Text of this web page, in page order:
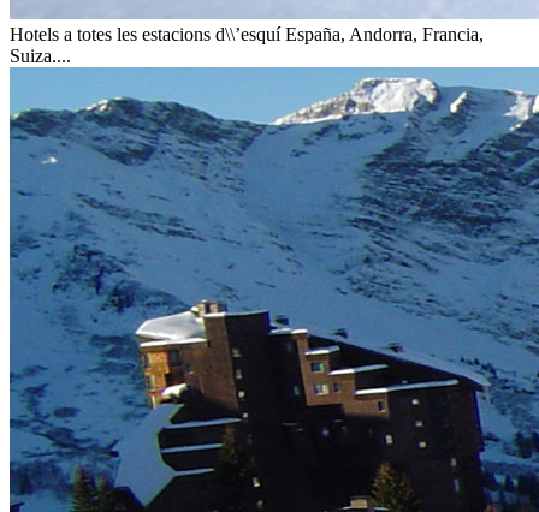
Hotels a totes les estacions d\\’esquí España, Andorra, Francia,
Suiza....